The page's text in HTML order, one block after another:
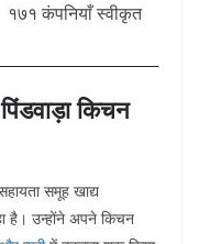
१७१ कंपनियाँ स्वीकृत
किचन
समूह खाद्य
है। उन्होंने अपने किचन